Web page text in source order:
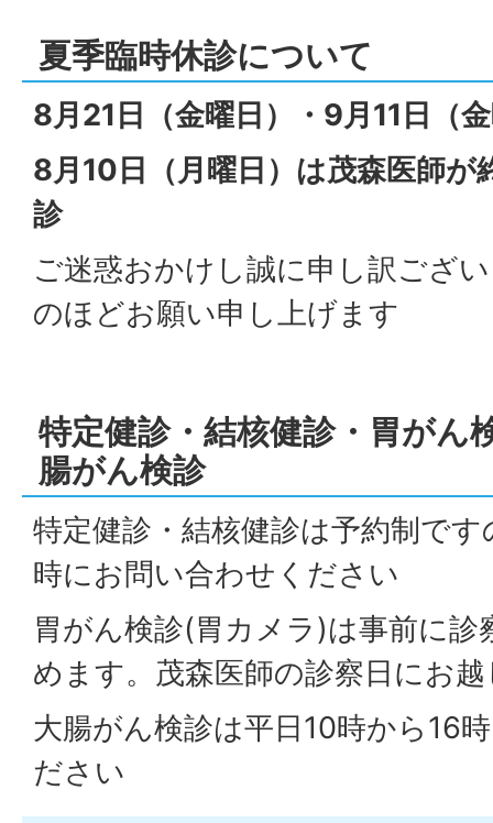
夏季臨時休診について
8月21日（金曜日）・9月11日（
8月10日（月曜日）は茂森医師が
診
ご迷惑おかけし誠に申し訳ござ
のほどお願い申し上げます
特定健診・結核健診・胃がん
腸がん検診
特定健診・結核健診は予約制で
時にお問い合わせください
胃がん検診(胃カメラ)は事前に
めます。茂森医師の診察日にお
大腸がん検診は平日10時から16
ださい